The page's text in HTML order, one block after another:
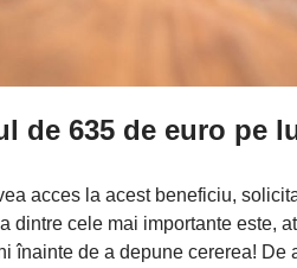
de 635 de euro pe
acces la acest beneficiu,
dintre cele mai importante este,
înainte de a depune cererea!